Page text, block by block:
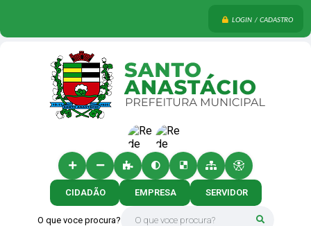
LOGIN / CADASTRO
O que voce procura?
CIDADÃO EMPRESA SERVIDOR